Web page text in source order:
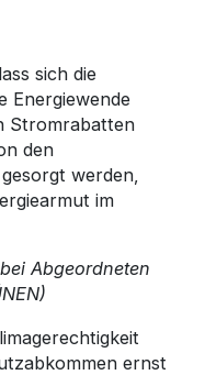
sich die
Energiewende
Stromrabatten
den
werden,
im
Abgeordneten
ernst